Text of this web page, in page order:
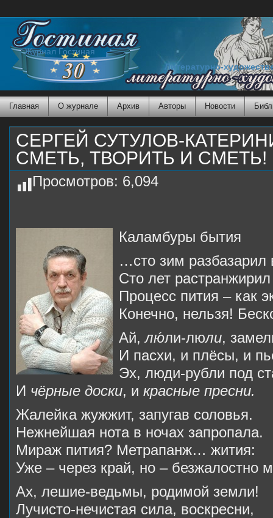
Журнал Гостиная
Литературно-
Главная О журнале Архив Авторы Новости
СЕРГЕЙ СУТУЛОВ-
СМЕТЬ, ТВОРИТЬ И СМЕТЬ!
Просмотров: 6,094
Каламбуры бытия
…сто зим разбазарил
Сто лет
Процесс пития – как
Конечно, нельзя!
Ай,лю́ли-люли,
И пасхи, и плёсы, и
Эх, люди-рубли под
И чёрные доски, и красные пресни.
Жалейка жужжит, запугав соловья.
Нежнейшая нота в ночах запропала.
Мираж пития? Метрапанж… жития:
Уже – через край, но – безжалостно
Ах, лешие-ведьмы, родимой земли!
Лучисто-нечистая сила, воскресни,